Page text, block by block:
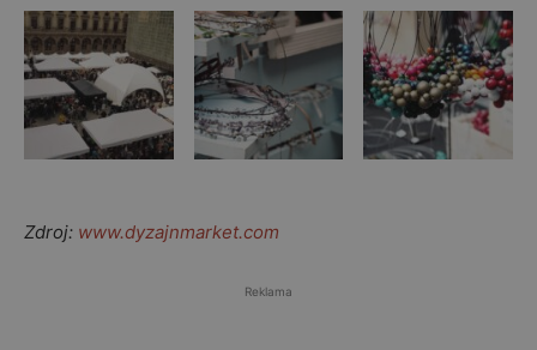
Zdroj: www.dyzajnmarket.com
Reklama